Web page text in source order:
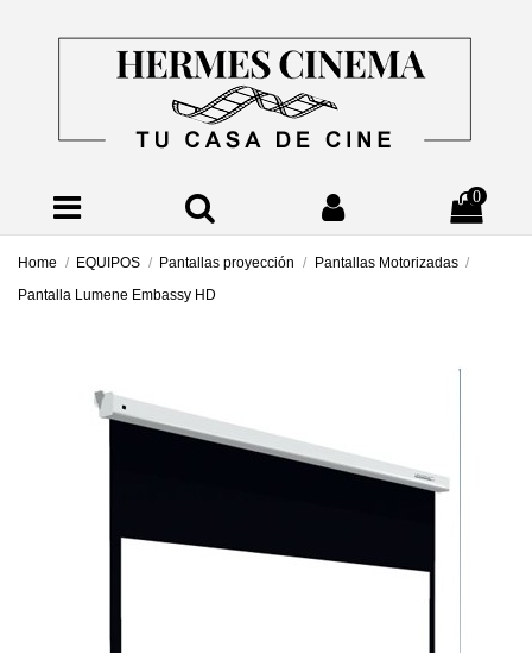
0
Home EQUIPOS Pantallas proyección
Pantallas Motorizadas
Pantalla Lumene Embassy HD